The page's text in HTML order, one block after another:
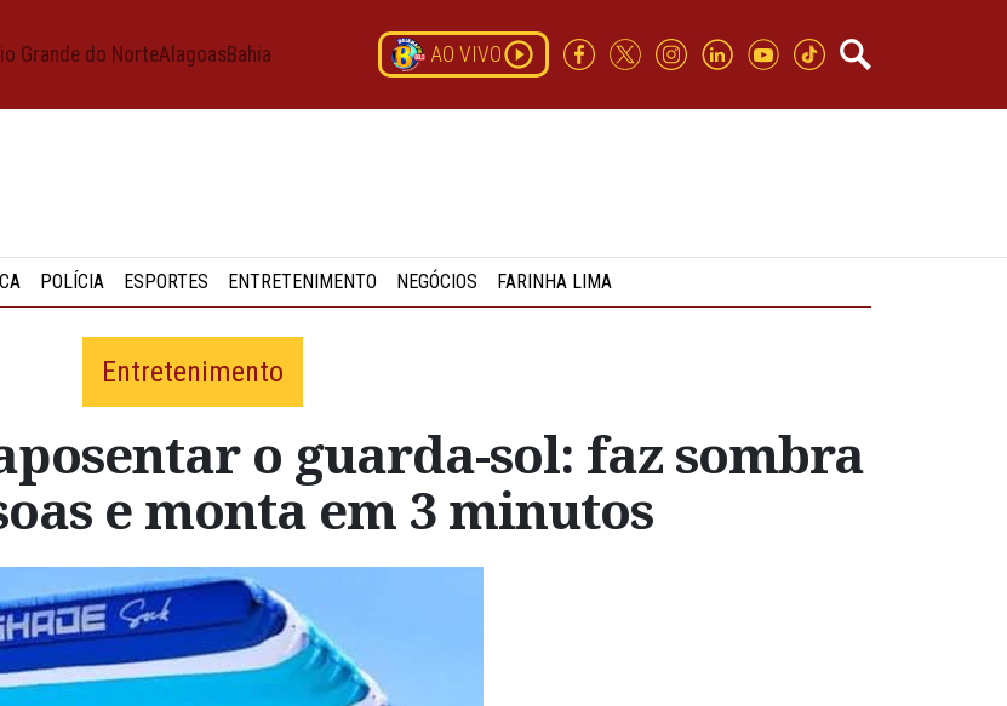
Grande do NorteAlagoasBahia AO VIVO
POLÍCIA ESPORTES ENTRETENIMENTO NEGÓCIOS FARINHA LIMA
Entretenimento
o guarda-sol: faz sombra
e monta em 3 minutos